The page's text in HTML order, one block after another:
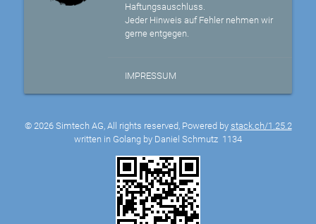
Haftungsauschluss.
Jeder Hinweis auf Fehler nehmen wir
gerne entgegen.
IMPRESSUM
© 2026 Simtech AG, All rights reserved, Powered by stack.ch/1.25.2
written in Golang by Daniel Schmutz 1134